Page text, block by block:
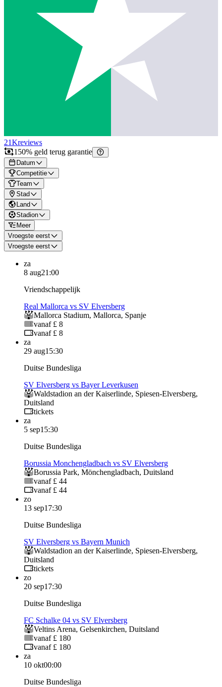
21Kreviews
150% geld terug garantie
Datum
Competitie
Team
Stad
Land
Stadion
Meer
Vroegste eerst
Vroegste eerst
za
8 aug21:00
Vriendschappelijk
Real Mallorca vs SV Elversberg
Mallorca Stadium, Mallorca, Spanje
vanaf £ 8
vanaf £ 8
za
29 aug15:30
Duitse Bundesliga
SV Elversberg vs Bayer Leverkusen
Waldstadion an der Kaiserlinde, Spiesen-Elversberg,
Duitsland
tickets
za
5 sep15:30
Duitse Bundesliga
Borussia Monchengladbach vs SV Elversberg
Borussia Park, Mönchengladbach, Duitsland
vanaf £ 44
vanaf £ 44
zo
13 sep17:30
Duitse Bundesliga
SV Elversberg vs Bayern Munich
Waldstadion an der Kaiserlinde, Spiesen-Elversberg,
Duitsland
tickets
zo
20 sep17:30
Duitse Bundesliga
FC Schalke 04 vs SV Elversberg
Veltins Arena, Gelsenkirchen, Duitsland
vanaf £ 180
vanaf £ 180
za
10 okt00:00
Duitse Bundesliga